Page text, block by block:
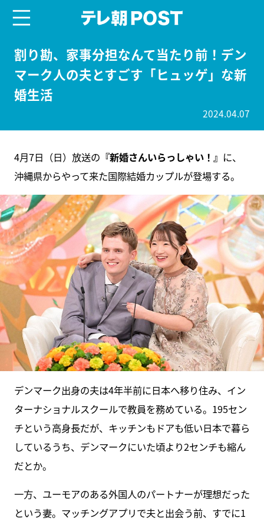
割り勘、家事分担なんて当たり前！デン
マーク人の夫とすごす「ヒュッゲ」な新
婚生活
2024.04.07
4月7日（日）放送の 『新婚さんいらっしゃい！』 に、
沖縄県からやって来た国際結婚カップルが登場する。
デンマーク出身の夫は4年半前に日本へ移り住み、イン
ターナショナルスクールで教員を務めている。195セン
チという高身長だが、キッチンもドアも低い日本で暮ら
しているうち、デンマークにいた頃より2センチも縮ん
だとか。
一方、ユーモアのある外国人のパートナーが理想だった
という妻。マッチングアプリで夫と出会う前、すでに1